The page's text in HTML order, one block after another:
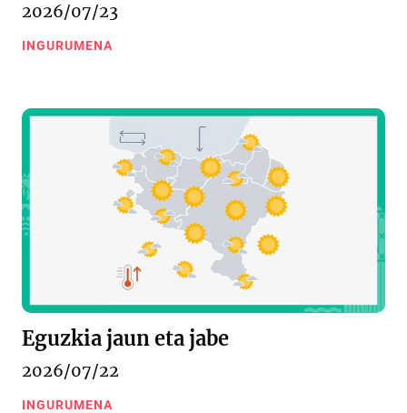
2026/07/23
INGURUMENA
Eguzkia jaun eta jabe
2026/07/22
INGURUMENA